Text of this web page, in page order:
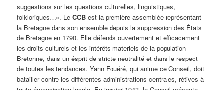
suggestions sur les questions culturelles, linguistiques,
folkloriques…». LeCCB est la première assemblée représentant
la Bretagne dans son ensemble depuis la suppression des États
de Bretagne en 1790. Elle défends ouvertement et efficacement
les droits culturels et les intérêts materiels de la population
Bretonne, dans un ésprit de stricte neutralité et dans le respect
de toutes les tendances. Yann Fouéré, qui anime ce Conseil, doit
batailler contre les différentes administrations centrales, rétives à